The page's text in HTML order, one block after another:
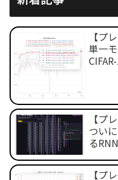
【プ
単一
【プ
つい
る
【プ